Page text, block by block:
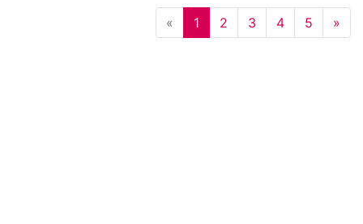
« Previous
1 2 3 4 5 »